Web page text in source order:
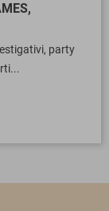
party